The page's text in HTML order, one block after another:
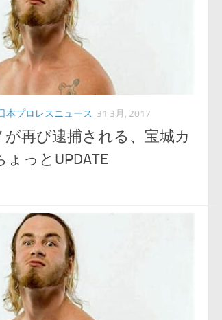
本プロレスニュース 31 3月, 2017
再び逮捕される、宝城カ
っとUPDATE